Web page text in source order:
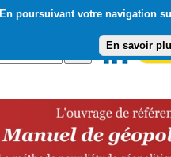
En poursuivant votre navigation
En savoir